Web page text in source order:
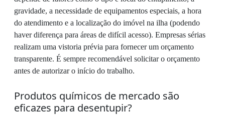
gravidade, a necessidade de equipamentos especiais, a hora
do atendimento e a localização do imóvel na ilha (podendo
haver diferença para áreas de difícil acesso). Empresas sérias
realizam uma vistoria prévia para fornecer um orçamento
transparente. É sempre recomendável solicitar o orçamento
antes de autorizar o início do trabalho.
Produtos químicos de mercado são
eficazes para desentupir?